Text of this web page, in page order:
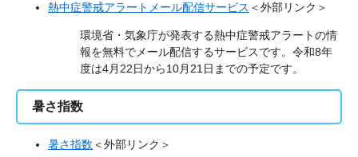
熱中症警戒アラートメール配信サービス ＜外部リンク＞
環境省・気象庁が発表する熱中症警戒アラートの情
報を無料でメール配信するサービスです。令和8年
度は4月22日から10月21日までの予定です。
暑さ指数
暑さ指数 ＜外部リンク＞